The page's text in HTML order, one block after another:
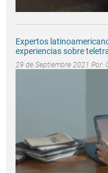
Expertos
experiencias sobre
29 de Septiembre 2021 Por: